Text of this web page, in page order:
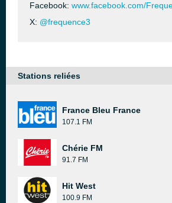
Facebook: www.facebook.com/
X: @frequence3
Stations reliées
France Bleu France
107.1 FM
Chérie FM
91.7 FM
Hit West
100.9 FM